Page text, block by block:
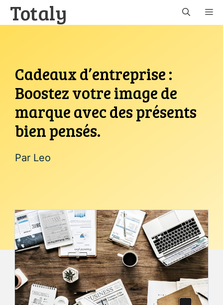
AllerTotaly
Cadeaux d’entreprise :
Boostez votre image de
marque avec des présents
bien pensés.
Par Leo